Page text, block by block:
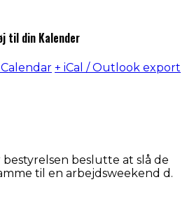
til din Kalender
+ iCal / Outlook export
bestyrelsen beslutte at slå de
til en arbejdsweekend d.